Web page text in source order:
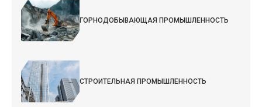
ГОРНОДОБЫВАЮЩАЯ ПРОМЫШЛЕННОСТЬ
СТРОИТЕЛЬНАЯ ПРОМЫШЛЕННОСТЬ